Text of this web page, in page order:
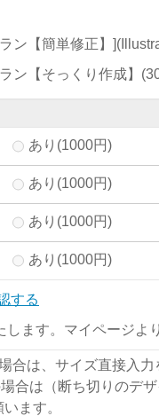
ン【簡単修正】
ン【そっくり作成】
あり(1000円)
あり(1000円)
あり(1000円)
あり(1000円)
する
ます。マイページよ
合は、サイズ直接入力
合は（断ち切りのデザ
ます。